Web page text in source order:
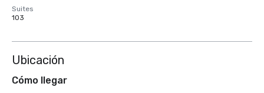
Suites
103
Ubicación
Cómo llegar